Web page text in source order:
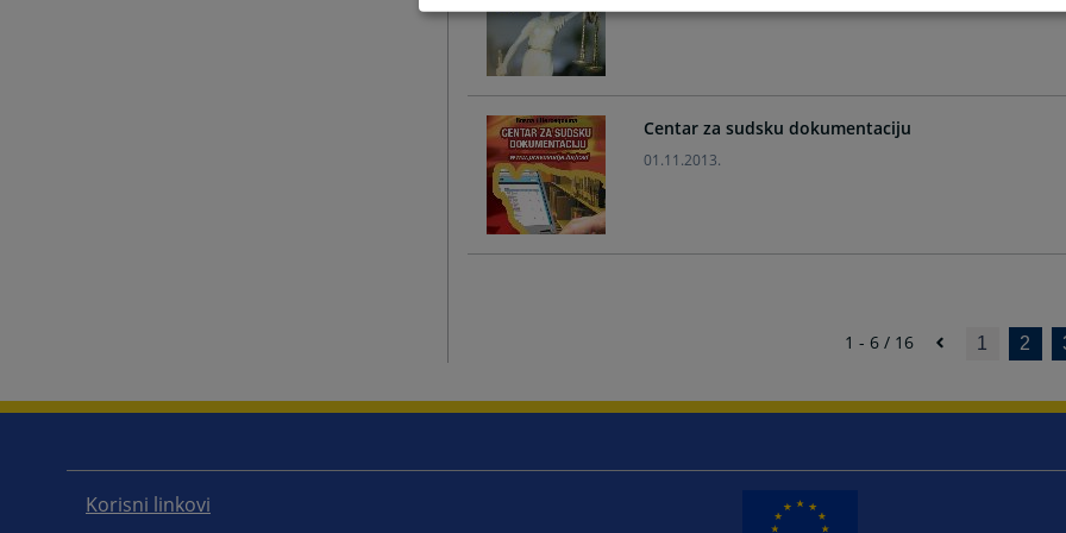
Centar za sudsku dokumentaciju
01.11.2013.
1 - 6 / 16 1 2
Korisni linkovi